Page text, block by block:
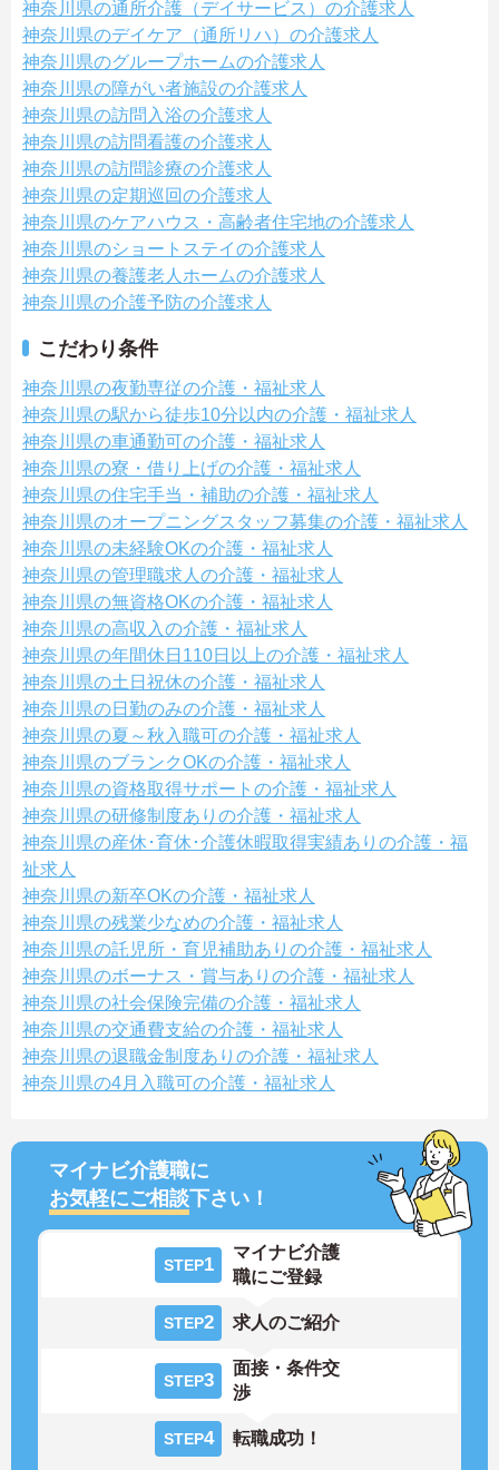
神奈川県の通所介護（デイサービス）の介護求人
神奈川県のデイケア（通所リハ）の介護求人
神奈川県のグループホームの介護求人
神奈川県の障がい者施設の介護求人
神奈川県の訪問入浴の介護求人
神奈川県の訪問看護の介護求人
神奈川県の訪問診療の介護求人
神奈川県の定期巡回の介護求人
神奈川県のケアハウス・高齢者住宅地の介護求人
神奈川県のショートステイの介護求人
神奈川県の養護老人ホームの介護求人
神奈川県の介護予防の介護求人
こだわり条件
神奈川県の夜勤専従の介護・福祉求人
神奈川県の駅から徒歩10分以内の介護・福祉求人
神奈川県の車通勤可の介護・福祉求人
神奈川県の寮・借り上げの介護・福祉求人
神奈川県の住宅手当・補助の介護・福祉求人
神奈川県のオープニングスタッフ募集の介護・福祉求人
神奈川県の未経験OKの介護・福祉求人
神奈川県の管理職求人の介護・福祉求人
神奈川県の無資格OKの介護・福祉求人
神奈川県の高収入の介護・福祉求人
神奈川県の年間休日110日以上の介護・福祉求人
神奈川県の土日祝休の介護・福祉求人
神奈川県の日勤のみの介護・福祉求人
神奈川県の夏～秋入職可の介護・福祉求人
神奈川県のブランクOKの介護・福祉求人
神奈川県の資格取得サポートの介護・福祉求人
神奈川県の研修制度ありの介護・福祉求人
神奈川県の産休･育休･介護休暇取得実績ありの介護・福
祉求人
神奈川県の新卒OKの介護・福祉求人
神奈川県の残業少なめの介護・福祉求人
神奈川県の託児所・育児補助ありの介護・福祉求人
神奈川県のボーナス・賞与ありの介護・福祉求人
神奈川県の社会保険完備の介護・福祉求人
神奈川県の交通費支給の介護・福祉求人
神奈川県の退職金制度ありの介護・福祉求人
神奈川県の4月入職可の介護・福祉求人
マイナビ介護職に
お気軽にご相談下さい！
STEP1
マイナビ介護
職にご登録
STEP2 求人のご紹介
STEP3
面接・条件交
渉
STEP4 転職成功！